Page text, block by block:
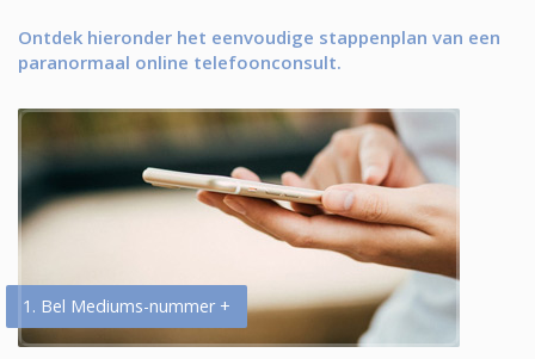
Ontdek hieronder het eenvoudige stappenplan van een
paranormaal online telefoonconsult.
1. Bel Mediums-nummer +